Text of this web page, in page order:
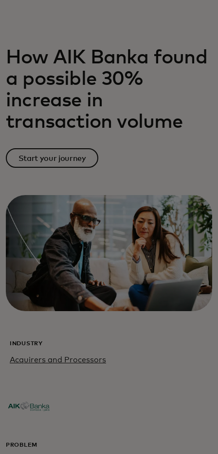
Para empresas
Para el mundo
Para innovadores
Noticias y tendencias
How AIK Banka found
a possible 30%
increase in
transaction volume
Start your journey
INDUSTRY
Acquirers and Processors
PROBLEM